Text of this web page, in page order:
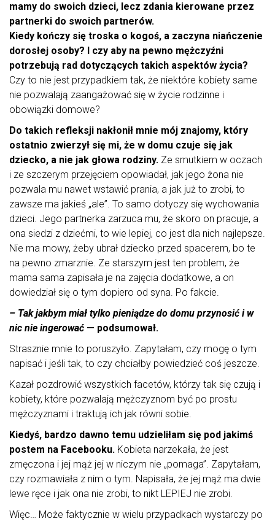
mamy do swoich dzieci, lecz zdania kierowane przez
partnerki do swoich partnerów.
Kiedy kończy się troska o kogoś, a zaczyna niańczenie
dorosłej osoby? I czy aby na pewno mężczyźni
potrzebują rad dotyczących takich aspektów życia?
Czy to nie jest przypadkiem tak, że niektóre kobiety same
nie pozwalają zaangażować się w życie rodzinne i
obowiązki domowe?
Do takich refleksji nakłonił mnie mój znajomy, który
ostatnio zwierzył się mi, że w domu czuje się jak
dziecko, a nie jak głowa rodziny. Ze smutkiem w oczach
i ze szczerym przejęciem opowiadał, jak jego żona nie
pozwala mu nawet wstawić prania, a jak już to zrobi, to
zawsze ma jakieś „ale”. To samo dotyczy się wychowania
dzieci. Jego partnerka zarzuca mu, że skoro on pracuje, a
ona siedzi z dziećmi, to wie lepiej, co jest dla nich najlepsze.
Nie ma mowy, żeby ubrał dziecko przed spacerem, bo te
na pewno zmarznie. Ze starszym jest ten problem, że
mama sama zapisała je na zajęcia dodatkowe, a on
dowiedział się o tym dopiero od syna. Po fakcie.
– Tak jakbym miał tylko pieniądze do domu przynosić i w
nic nie ingerować — podsumował.
Strasznie mnie to poruszyło. Zapytałam, czy mogę o tym
napisać i jeśli tak, to czy chciałby powiedzieć coś jeszcze.
Kazał pozdrowić wszystkich facetów, którzy tak się czują i
kobiety, które pozwalają mężczyznom być po prostu
mężczyznami i traktują ich jak równi sobie.
Kiedyś, bardzo dawno temu udzieliłam się pod jakimś
postem na Facebooku. Kobieta narzekała, że jest
zmęczona i jej mąż jej w niczym nie „pomaga”. Zapytałam,
czy rozmawiała z nim o tym. Napisała, że jej mąż ma dwie
lewe ręce i jak ona nie zrobi, to nikt LEPIEJ nie zrobi.
Więc… Może faktycznie w wielu przypadkach wystarczy po